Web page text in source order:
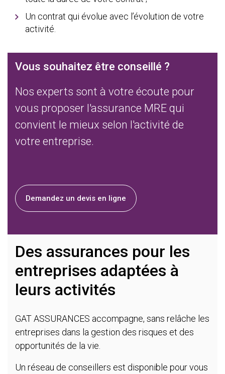
Un contrat qui évolue avec l’évolution de votre
activité.
Vous souhaitez être conseillé ?
Nos experts sont à votre écoute pour
vous proposer l'assurance MRE qui
convient le mieux selon l'activité de
votre entreprise.
Demandez un devis en ligne
Des assurances pour les
entreprises adaptées à
leurs activités
GAT ASSURANCES accompagne, sans relâche les
entreprises dans la gestion des risques et des
opportunités de la vie.
Un réseau de conseillers est disponible pour vous